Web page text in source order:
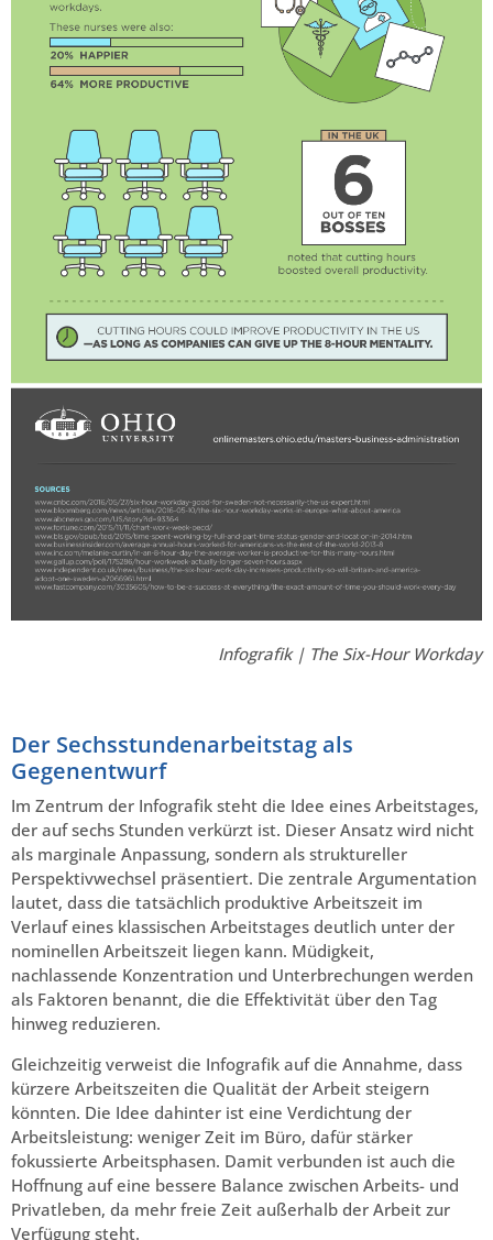
Infografik | The Six-Hour Workday
Der Sechsstundenarbeitstag als
Gegenentwurf
Im Zentrum der Infografik steht die Idee eines Arbeitstages,
der auf sechs Stunden verkürzt ist. Dieser Ansatz wird nicht
als marginale Anpassung, sondern als struktureller
Perspektivwechsel präsentiert. Die zentrale Argumentation
lautet, dass die tatsächlich produktive Arbeitszeit im
Verlauf eines klassischen Arbeitstages deutlich unter der
nominellen Arbeitszeit liegen kann. Müdigkeit,
nachlassende Konzentration und Unterbrechungen werden
als Faktoren benannt, die die Effektivität über den Tag
hinweg reduzieren.
Gleichzeitig verweist die Infografik auf die Annahme, dass
kürzere Arbeitszeiten die Qualität der Arbeit steigern
könnten. Die Idee dahinter ist eine Verdichtung der
Arbeitsleistung: weniger Zeit im Büro, dafür stärker
fokussierte Arbeitsphasen. Damit verbunden ist auch die
Hoffnung auf eine bessere Balance zwischen Arbeits- und
Privatleben, da mehr freie Zeit außerhalb der Arbeit zur
Verfügung steht.